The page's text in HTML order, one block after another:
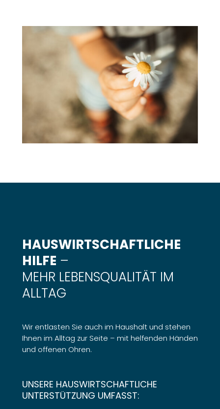
HAUSWIRTSCHAFTLICHE
HILFE –
MEHR LEBENSQUALITÄT IM
ALLTAG
Wir entlasten Sie auch im Haushalt und stehen
Ihnen im Alltag zur Seite – mit helfenden Händen
und offenen Ohren.
UNSERE HAUSWIRTSCHAFTLICHE
UNTERSTÜTZUNG UMFASST: